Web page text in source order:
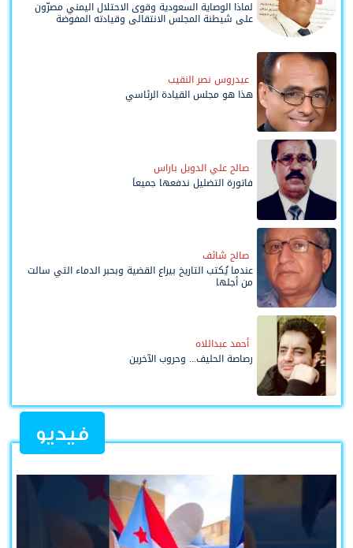
لماذا الوصاية السعودية وقوى الاحتلال اليمني مصرّون
على شيطنة المجلس الانتقالي وقيادته المفوضة
عيدروس نصر النقيب
هذا هو مجلس القيادة الرئاسي
صالح علي الدويل باراس
فاتورة التضليل ندفعها جميعاً
صالح شائف
عندما يُكتب التاريخ بيراع القضية وبحبر الدماء التي سالت
من أجلها
أحمد عبداللاه
رصاصة الحليف... وحروب الآخرين
فيديو